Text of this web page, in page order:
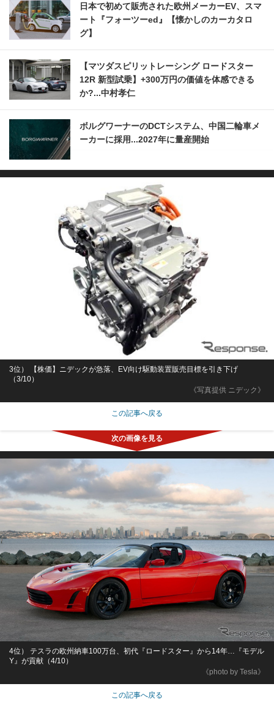
日本で初めて販売された欧州メーカーEV、スマ
ート『フォーツーed』【懐かしのカーカタロ
グ】
【マツダスピリットレーシング ロードスター
12R 新型試乗】+300万円の価値を体感できる
か?...中村孝仁
ボルグワーナーのDCTシステム、中国二輪車メ
ーカーに採用...2027年に量産開始
《写真提供 ニデック》
3位） 【株価】ニデックが急落、EV向け駆動装置販売目標を引き下げ
（3/10）
この記事へ戻る
《photo by Tesla》
4位） テスラの欧州納車100万台、初代『ロードスター』から14年…『モデル
Y』が貢献（4/10）
この記事へ戻る